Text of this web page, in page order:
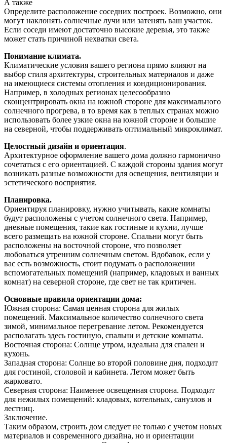
А также
Определите расположение соседних построек. Возможно, они
могут наклонять солнечные лучи или затенять ваш участок.
Если соседи имеют достаточно высокие деревья, это также
может стать причиной нехватки света.
Понимание климата.
Климатические условия вашего региона прямо влияют на
выбор стиля архитектуры, строительных материалов и даже
на имеющиеся системы отопления и кондиционирования.
Например, в холодных регионах целесообразно
сконцентрировать окна на южной стороне для максимального
солнечного прогрева, в то время как в теплых странах можно
использовать более узкие окна на южной стороне и большие
на северной, чтобы поддерживать оптимальный микроклимат.
Целостный дизайн и ориентация.
Архитектурное оформление вашего дома должно гармонично
сочетаться с его ориентацией. С каждой стороны здания могут
возникать разные возможности для освещения, вентиляции и
эстетического восприятия.
Планировка.
Ориентируя планировку, нужно учитывать, какие комнаты
будут расположены с учетом солнечного света. Например,
дневные помещения, такие как гостиные и кухни, лучше
всего размещать на южной стороне. Спальни могут быть
расположены на восточной стороне, что позволяет
любоваться утренним солнечным светом. Вдобавок, если у
вас есть возможность, стоит подумать о расположении
вспомогательных помещений (например, кладовых и ванных
комнат) на северной стороне, где свет не так критичен.
Основные правила ориентации дома:
Южная сторона: Самая ценная сторона для жилых
помещений. Максимальное количество солнечного света
зимой, минимальное перегревание летом. Рекомендуется
располагать здесь гостиную, спальни и детские комнаты.
Восточная сторона: Солнце утром, идеальна для спален и
кухонь.
Западная сторона: Солнце во второй половине дня, подходит
для гостиной, столовой и кабинета. Летом может быть
жарковато.
Северная сторона: Наименее освещенная сторона. Подходит
для нежилых помещений: кладовых, котельных, санузлов и
лестниц.
Заключение.
Таким образом, строить дом следует не только с учетом новых
материалов и современного дизайна, но и ориентации